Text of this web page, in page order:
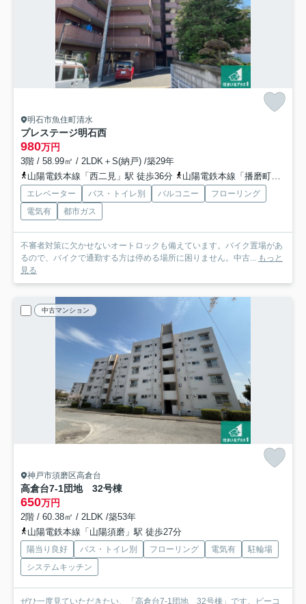
明石市魚住町清水
プレステージ明石西
980万円
3階 / 58.99㎡ / 2LDK＋S(納戸) /築29年
山陽電鉄本線「西二見」駅 徒歩36分
山陽電鉄本線「播磨町」駅 徒歩39分
エレベーター バス・トイレ別 バルコニー
フローリング
電気有
都市ガス
不審者対策に欠かせないオートロックも備えています。バイク置場があ
るので、バイクで通勤する方は停める場所に困りません。中古... もっと
見る
中古マンション
神戸市須磨区高倉台
高倉台7-1団地 32号棟
650万円
2階 / 60.38㎡ / 2LDK /築53年
山陽電鉄本線「山陽須磨」駅 徒歩27分
陽当り良好 バス・トイレ別 フローリング 電気有
駐輪場
システムキッチン
ぜひ一度見ていただきたい、「高倉台7-1団地 32号棟」です。ピーコ